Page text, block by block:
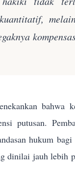
bahwa
putusan.
hukum
dinilai jauh lebih